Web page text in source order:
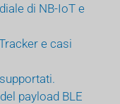
di NB-IoT e
e casi
payload BLE